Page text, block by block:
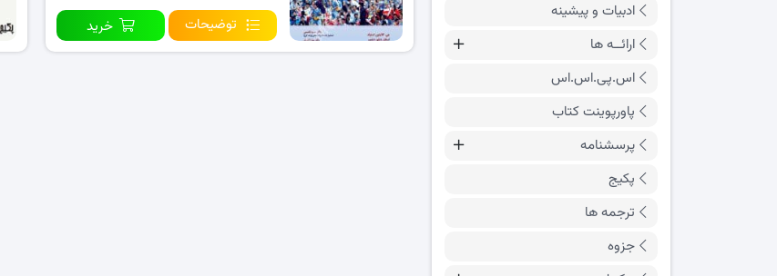
توضیحات
خرید
ادبیات و پیشینه
ارائــه ها
اس.پی.اس.اس
پاورپوینت کتاب
پرسشنامه
پکیج
ترجمه ها
جزوه